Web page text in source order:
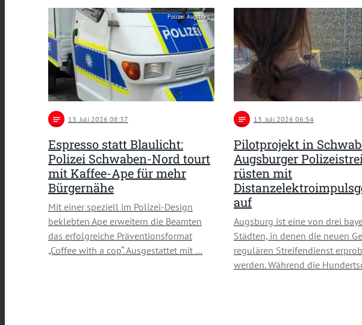
Polizei Augsburg
notes 13 . Juli 2026 08:37
Espresso statt Blaulicht:
Polizei Schwaben-Nord tourt
mit Kaffee-Ape für mehr
Bürgernähe
Mit einer speziell im Polizei-Design
beklebten Ape erweitern die Beamten
das erfolgreiche Präventionsformat
„Coffee with a cop“. Ausgestattet mit …
notes 13 . Juli 2026 06:54
Pilotprojekt in
Augsburger
rüsten mit
auf
Augsburg ist eine von drei
Städten, in denen die neuen
regulären Streifendienst
werden. Während die